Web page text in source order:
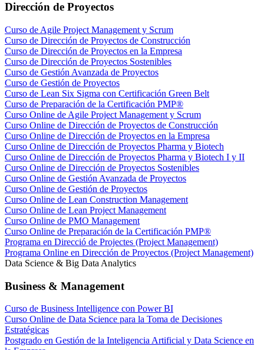
Dirección de Proyectos
Curso de Agile Project Management y Scrum
Curso de Dirección de Proyectos de Construcción
Curso de Dirección de Proyectos en la Empresa
Curso de Dirección de Proyectos Sostenibles
Curso de Gestión Avanzada de Proyectos
Curso de Gestión de Proyectos
Curso de Lean Six Sigma con Certificación Green Belt
Curso de Preparación de la Certificación PMP®
Curso Online de Agile Project Management y Scrum
Curso Online de Dirección de Proyectos de Construcción
Curso Online de Dirección de Proyectos en la Empresa
Curso Online de Dirección de Proyectos Pharma y Biotech
Curso Online de Dirección de Proyectos Pharma y Biotech I y II
Curso Online de Dirección de Proyectos Sostenibles
Curso Online de Gestión Avanzada de Proyectos
Curso Online de Gestión de Proyectos
Curso Online de Lean Construction Management
Curso Online de Lean Project Management
Curso Online de PMO Management
Curso Online de Preparación de la Certificación PMP®
Programa en Direcció de Projectes (Project Management)
Programa Online en Dirección de Proyectos (Project Management)
Data Science & Big Data Analytics
Business & Management
Curso de Business Intelligence con Power BI
Curso Online de Data Science para la Toma de Decisiones
Estratégicas
Postgrado en Gestión de la Inteligencia Artificial y Data Science en